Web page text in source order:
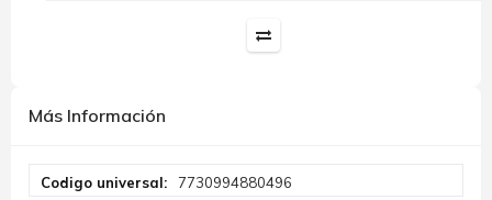
Más Información
Información
7730994880496